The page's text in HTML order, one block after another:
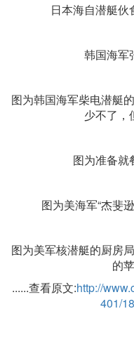
日本海自潜艇伙
韩国海军
图为韩国海军柴电潜艇
少不了，
图为准备就
图为美海军“杰斐
图为美军核潜艇的厨房
的
......查看原文:http://
401/